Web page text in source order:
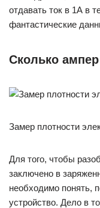
отдавать ток в 1А в
фантастические
Сколько
Замер плотности
Для того, чтобы
заключено в
необходимо понять,
устройство. Дело в